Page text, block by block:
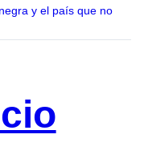
y el país que no